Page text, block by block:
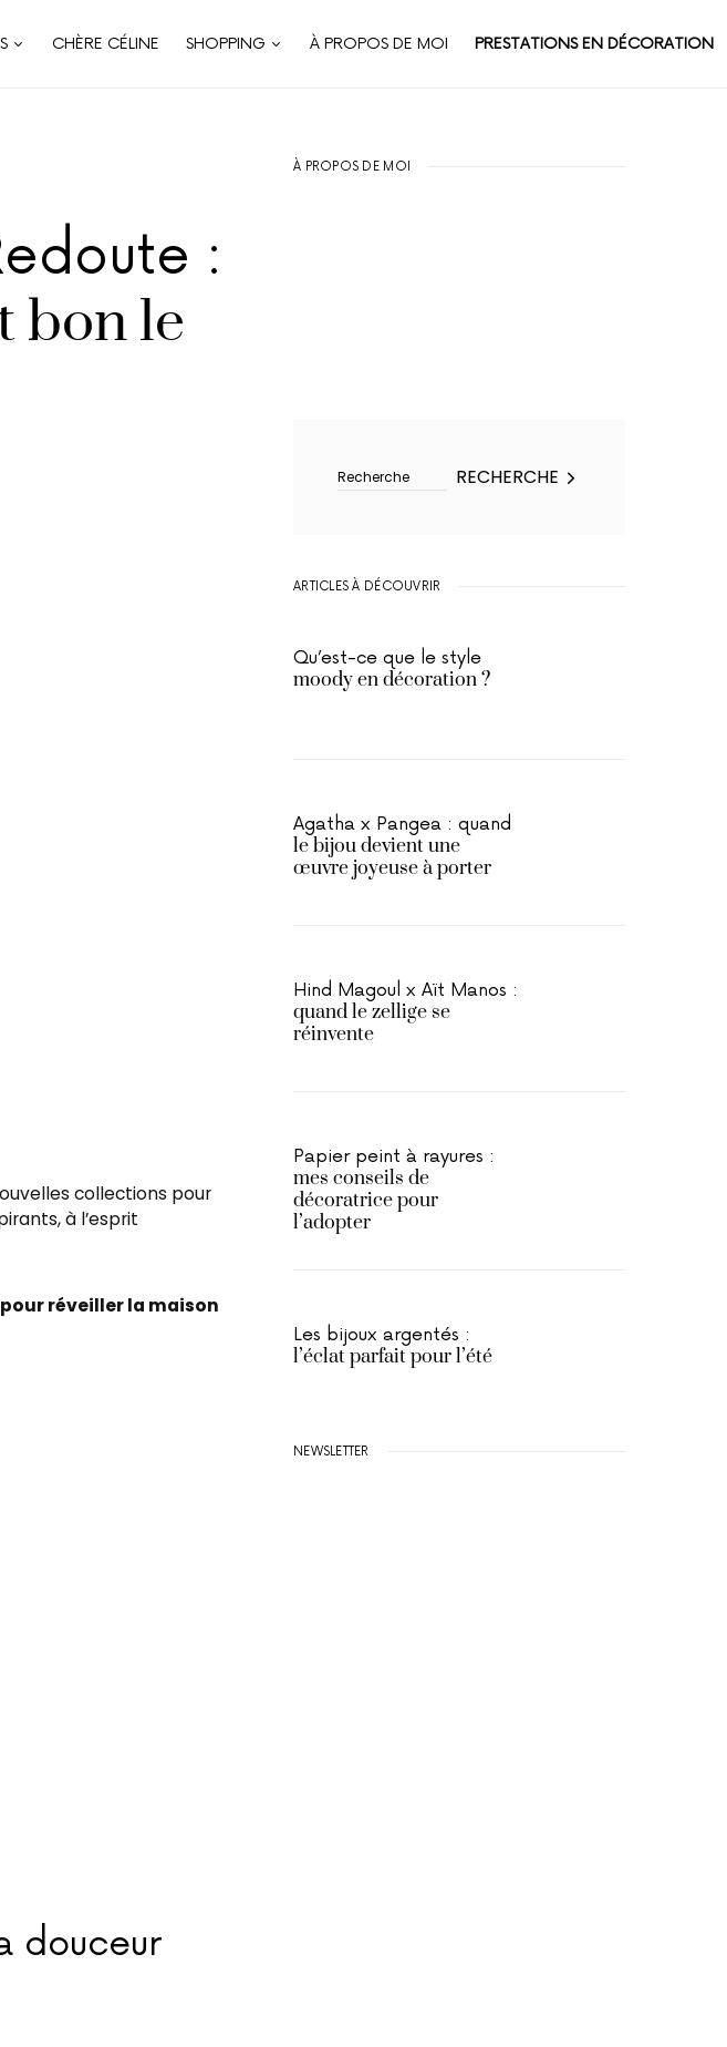
CHÈRE CÉLINE SHOPPING À PROPOS DE MOI PRESTATIONS EN DÉCORATION
:
bon le
collections pour
à l’esprit
réveiller la maison
douceur
À PROPOS DE MOI
RECHERCHE
ARTICLES À DÉCOUVRIR
Qu’est-ce que le style
moody en décoration ?
Agatha x Pangea : quand
le bijou devient une
œuvre joyeuse à porter
Hind Magoul x Aït Manos :
quand le zellige se
réinvente
Papier peint à rayures :
mes conseils de
décoratrice pour
l’adopter
Les bijoux argentés :
l’éclat parfait pour l’été
NEWSLETTER